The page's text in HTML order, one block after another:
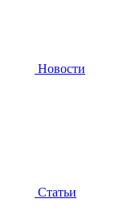
Новости
Статьи